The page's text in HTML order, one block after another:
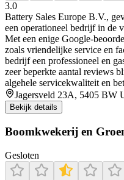
3.0
Battery Sales Europe B.V.,
een operationeel bedrijf in de
Met een enige Google-
zoals vriendelijke service en
bedrijf een professioneel en
zeer beperkte aantal reviews
algehele servicekwaliteit en
Jagersveld 23A, 5405 BW
Bekijk details
Boomkwekerij en
Gesloten